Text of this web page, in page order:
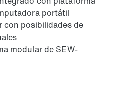
portátil
con posibilidades de
modular de SEW-